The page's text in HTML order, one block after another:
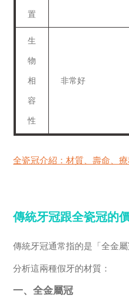
置
生
物
相
容
性
非常好
全瓷冠介紹：材質、壽命、
傳統牙冠跟全瓷冠的
傳統牙冠通常指的是「全金
分析這兩種假牙的材質：
一、全金屬冠